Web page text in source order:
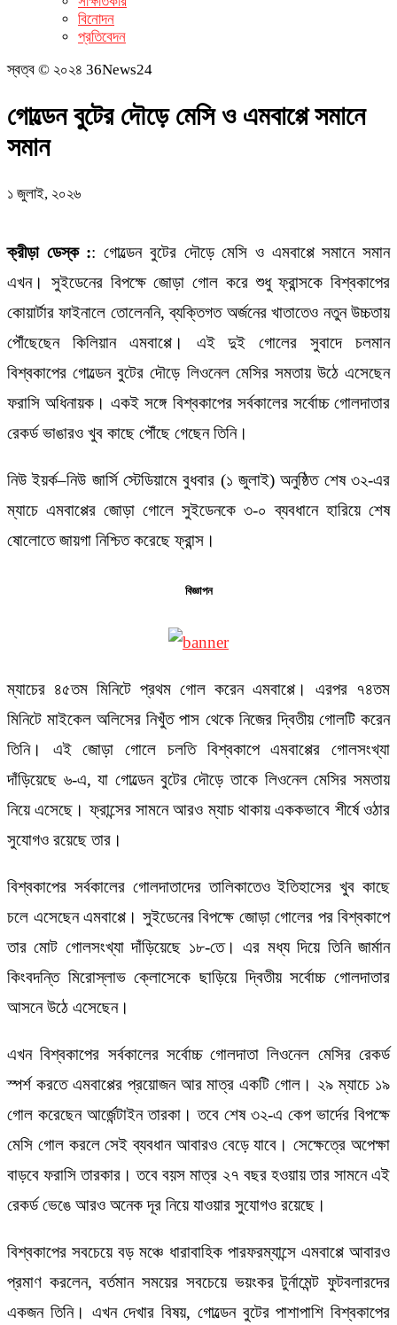
বিনোদন
প্রতিবেদন
স্বত্ব © ২০২৪ 36News24
গোল্ডেন বুটের দৌড়ে মেসি ও এমবাপ্পে সমানে
সমান
১ জুলাই, ২০২৬
ক্রীড়া ডেস্ক :: গোল্ডেন বুটের দৌড়ে মেসি ও এমবাপ্পে সমানে সমান
এখন। সুইডেনের বিপক্ষে জোড়া গোল করে শুধু ফ্রান্সকে বিশ্বকাপের
কোয়ার্টার ফাইনালে তোলেননি, ব্যক্তিগত অর্জনের খাতাতেও নতুন উচ্চতায়
পৌঁছেছেন কিলিয়ান এমবাপ্পে। এই দুই গোলের সুবাদে চলমান
বিশ্বকাপের গোল্ডেন বুটের দৌড়ে লিওনেল মেসির সমতায় উঠে এসেছেন
ফরাসি অধিনায়ক। একই সঙ্গে বিশ্বকাপের সর্বকালের সর্বোচ্চ গোলদাতার
রেকর্ড ভাঙারও খুব কাছে পৌঁছে গেছেন তিনি।
নিউ ইয়র্ক–নিউ জার্সি স্টেডিয়ামে বুধবার (১ জুলাই) অনুষ্ঠিত শেষ ৩২-এর
ম্যাচে এমবাপ্পের জোড়া গোলে সুইডেনকে ৩-০ ব্যবধানে হারিয়ে শেষ
ষোলোতে জায়গা নিশ্চিত করেছে ফ্রান্স।
বিজ্ঞাপন
ম্যাচের ৪৫তম মিনিটে প্রথম গোল করেন এমবাপ্পে। এরপর ৭৪তম
মিনিটে মাইকেল অলিসের নিখুঁত পাস থেকে নিজের দ্বিতীয় গোলটি করেন
তিনি। এই জোড়া গোলে চলতি বিশ্বকাপে এমবাপ্পের গোলসংখ্যা
দাঁড়িয়েছে ৬-এ, যা গোল্ডেন বুটের দৌড়ে তাকে লিওনেল মেসির সমতায়
নিয়ে এসেছে। ফ্রান্সের সামনে আরও ম্যাচ থাকায় এককভাবে শীর্ষে ওঠার
সুযোগও রয়েছে তার।
বিশ্বকাপের সর্বকালের গোলদাতাদের তালিকাতেও ইতিহাসের খুব কাছে
চলে এসেছেন এমবাপ্পে। সুইডেনের বিপক্ষে জোড়া গোলের পর বিশ্বকাপে
তার মোট গোলসংখ্যা দাঁড়িয়েছে ১৮-তে। এর মধ্য দিয়ে তিনি জার্মান
কিংবদন্তি মিরোস্লাভ ক্লোসেকে ছাড়িয়ে দ্বিতীয় সর্বোচ্চ গোলদাতার
আসনে উঠে এসেছেন।
এখন বিশ্বকাপের সর্বকালের সর্বোচ্চ গোলদাতা লিওনেল মেসির রেকর্ড
স্পর্শ করতে এমবাপ্পের প্রয়োজন আর মাত্র একটি গোল। ২৯ ম্যাচে ১৯
গোল করেছেন আর্জেন্টাইন তারকা। তবে শেষ ৩২-এ কেপ ভার্দের বিপক্ষে
মেসি গোল করলে সেই ব্যবধান আবারও বেড়ে যাবে। সেক্ষেত্রে অপেক্ষা
বাড়বে ফরাসি তারকার। তবে বয়স মাত্র ২৭ বছর হওয়ায় তার সামনে এই
রেকর্ড ভেঙে আরও অনেক দূর নিয়ে যাওয়ার সুযোগও রয়েছে।
বিশ্বকাপের সবচেয়ে বড় মঞ্চে ধারাবাহিক পারফরম্যান্সে এমবাপ্পে আবারও
প্রমাণ করলেন, বর্তমান সময়ের সবচেয়ে ভয়ংকর টুর্নামেন্ট ফুটবলারদের
একজন তিনি। এখন দেখার বিষয়, গোল্ডেন বুটের পাশাপাশি বিশ্বকাপের